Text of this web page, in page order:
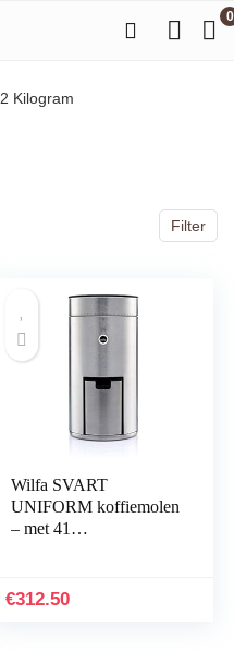
0
‎2 Kilogram
Filter
Wilfa SVART
UNIFORM koffiemolen
– met 41
dankzij app, met
€312.50